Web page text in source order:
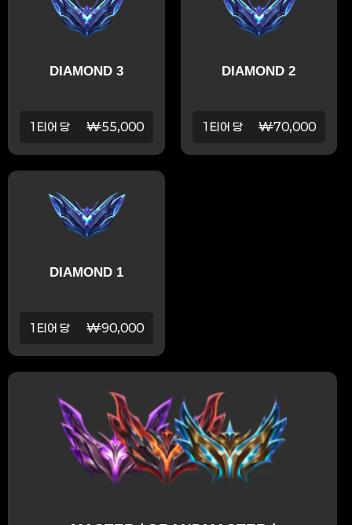
DIAMOND 3
1티어 당 ₩55,000
DIAMOND 2
1티어 당 ₩70,000
DIAMOND 1
1티어 당 ₩90,000